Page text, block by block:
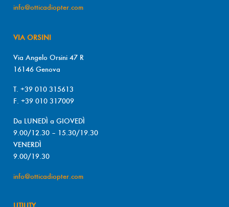
info@otticadiopter.com
VIA ORSINI
Via Angelo Orsini 47 R
16146 Genova
T. +39 010 315613
F. +39 010 317009
Da LUNEDÌ a GIOVEDÌ
9.00/12.30 – 15.30/19.30
VENERDÌ
9.00/19.30
info@otticadiopter.com